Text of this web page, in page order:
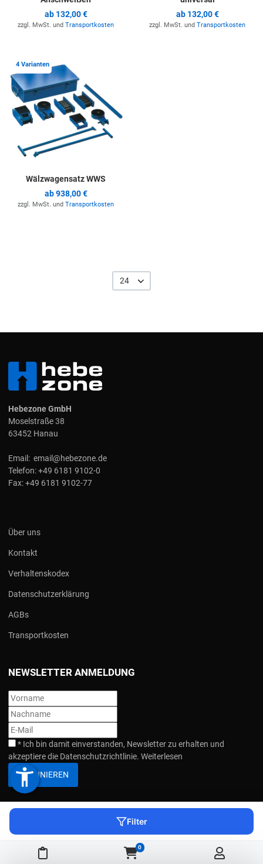
Filter
Meine Merkliste Warenkorb
0
ab 132,00 €
zzgl. MwSt. und Transportkosten
ab 132,00 €
zzgl. MwSt. und Transportkosten
4 Varianten
Wälzwagensatz WWS
ab938,00 €
zzgl. MwSt. und Transportkosten
24
Hebezone GmbH
Moselstraße 38
63452 Hanau
Email: email@hebezone.de
Telefon:+49 6181 9102-0
Fax:+49 6181 9102-77
Über uns
Kontakt
Verhaltenskodex
Datenschutzerklärung
AGBs
Transportkosten
NEWSLETTER ANMELDUNG
* Ich bin damit einverstanden, Newsletter zu erhalten und
akzeptiere die Datenschutzrichtlinie. Weiterlesen
ABONNIEREN
IMPRESSUM
accessibility_new